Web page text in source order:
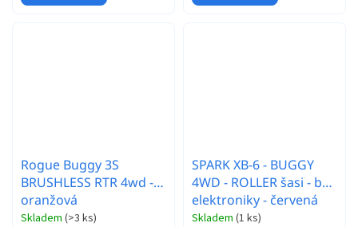
Rogue Buggy 3S
BRUSHLESS RTR 4wd -
oranžová
Skladem (>3 ks)
SPARK XB-6 - BUGGY
4WD - ROLLER šasi - bez
elektroniky - červená
Skladem (1 ks)